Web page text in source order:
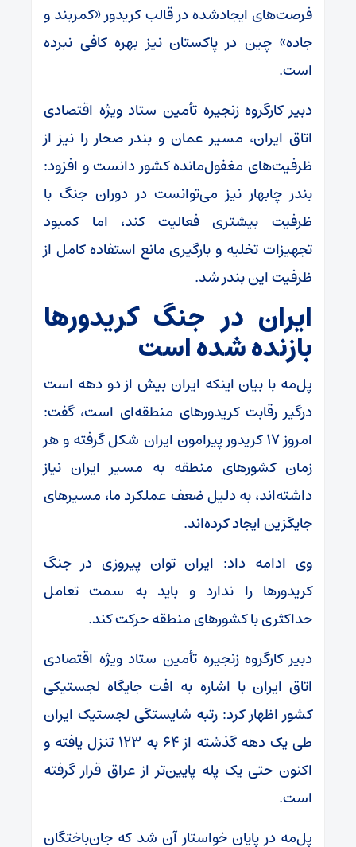
فرصت‌های ایجادشده در قالب کریدور «کمربند و
جاده» چین در پاکستان نیز بهره کافی نبرده
است.
دبیر کارگروه زنجیره تأمین ستاد ویژه اقتصادی
اتاق ایران، مسیر عمان و بندر صحار را نیز از
ظرفیت‌های مغفول‌مانده کشور دانست و افزود:
بندر چابهار نیز می‌توانست در دوران جنگ با
ظرفیت بیشتری فعالیت کند، اما کمبود
تجهیزات تخلیه و بارگیری مانع استفاده کامل از
ظرفیت این بندر شد.
ایران در جنگ کریدور‌ها
بازنده شده است
پل‌مه با بیان اینکه ایران بیش از دو دهه است
درگیر رقابت کریدور‌های منطقه‌ای است، گفت:
امروز ۱۷ کریدور پیرامون ایران شکل گرفته و هر
زمان کشور‌های منطقه به مسیر ایران نیاز
داشته‌اند، به دلیل ضعف عملکرد ما، مسیر‌های
جایگزین ایجاد کرده‌اند.
وی ادامه داد: ایران توان پیروزی در جنگ
کریدور‌ها را ندارد و باید به سمت تعامل
حداکثری با کشور‌های منطقه حرکت کند.
دبیر کارگروه زنجیره تأمین ستاد ویژه اقتصادی
اتاق ایران با اشاره به افت جایگاه لجستیکی
کشور اظهار کرد: رتبه شایستگی لجستیک ایران
طی یک دهه گذشته از ۶۴ به ۱۲۳ تنزل یافته و
اکنون حتی یک پله پایین‌تر از عراق قرار گرفته
است.
پل‌مه در پایان خواستار آن شد که جان‌باختگان